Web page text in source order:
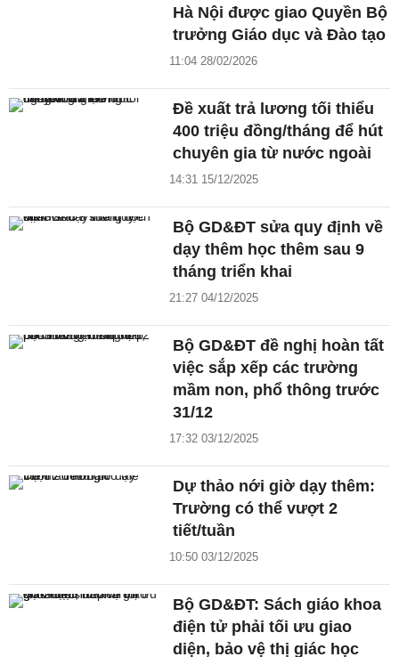
Hà Nội được giao Quyền Bộ
trưởng Giáo dục và Đào tạo
11:04 28/02/2026
Đề xuất trả lương tối thiểu
400 triệu đồng/tháng để hút
chuyên gia từ nước ngoài
14:31 15/12/2025
Bộ GD&ĐT sửa quy định về
dạy thêm học thêm sau 9
tháng triển khai
21:27 04/12/2025
Bộ GD&ĐT đề nghị hoàn tất
việc sắp xếp các trường
mầm non, phổ thông trước
31/12
17:32 03/12/2025
Dự thảo nới giờ dạy thêm:
Trường có thể vượt 2
tiết/tuần
10:50 03/12/2025
Bộ GD&ĐT: Sách giáo khoa
điện tử phải tối ưu giao
diện, bảo vệ thị giác học